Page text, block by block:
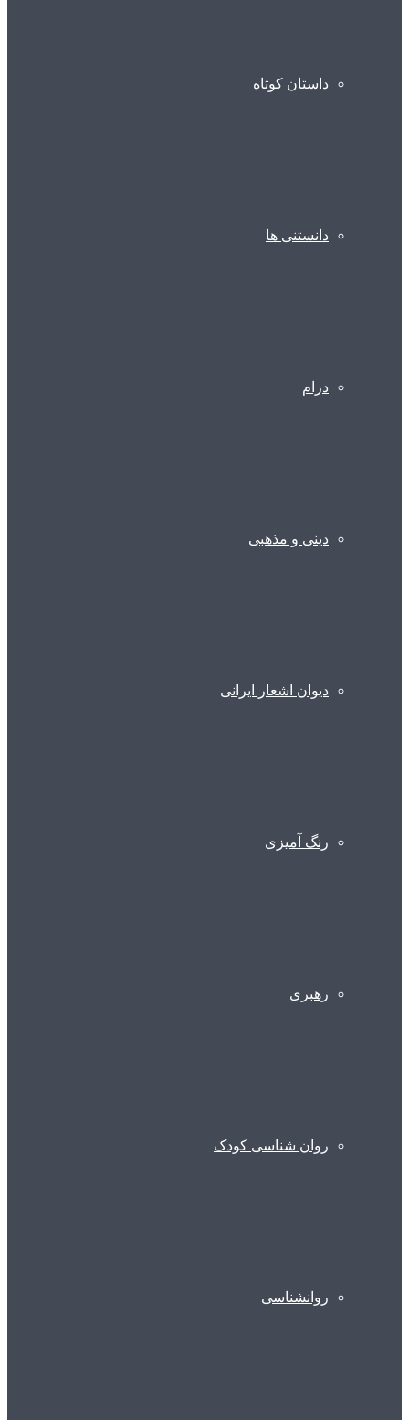
داستان کوتاه
دانستنی ها
درام
دینی و مذهبی
دیوان اشعار ایرانی
رنگ آمیزی
رهبری
روان شناسی کودک
روانشناسی